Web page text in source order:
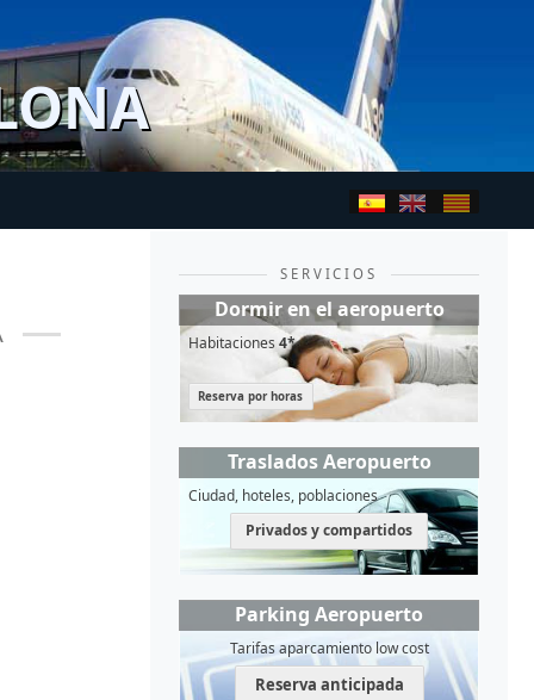
SERVICIOS
Dormir en el aeropuerto
Habitaciones4*
Reserva por horas
Traslados Aeropuerto
Ciudad, hoteles, poblaciones
Privados y compartidos
Parking Aeropuerto
Tarifas aparcamiento low cost
Reserva anticipada